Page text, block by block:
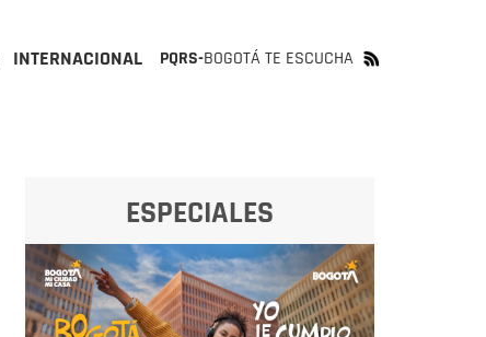
INTERNACIONAL PQRS-BOGOTÁ TE ESCUCHA
ESPECIALES